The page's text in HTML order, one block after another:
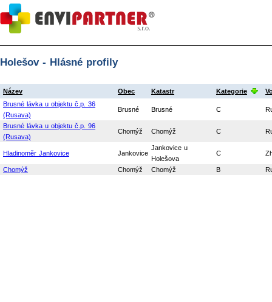
Holešov - Hlásné profily
Název Obec Katastr Kategorie
Brusné lávka u objektu č.p. 36
(Rusava)
Brusné Brusné C
Brusné lávka u objektu č.p. 96
(Rusava)
Chomýž Chomýž C
Hladinoměr Jankovice Jankovice
Jankovice u
Holešova
C
Chomýž Chomýž Chomýž B